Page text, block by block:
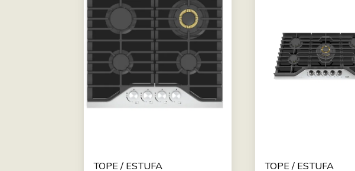
TOPE / ESTUFA TOPE / ESTUFA